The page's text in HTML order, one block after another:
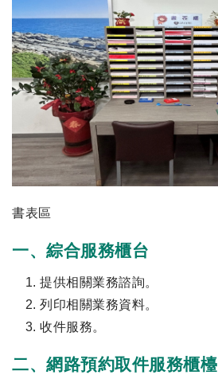
書表區
一、綜合服務櫃台
提供相關業務諮詢。
列印相關業務資料。
收件服務。
二、網路預約取件服務櫃檯